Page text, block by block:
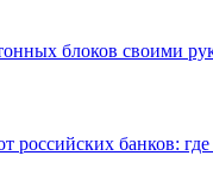
блоков своими
российских банков: